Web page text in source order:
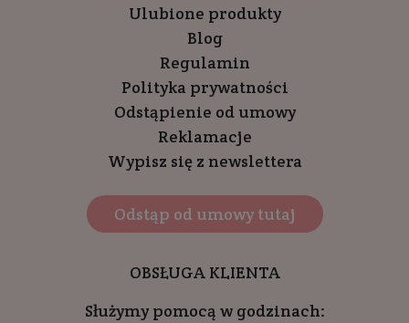
Ulubione produkty
Blog
Regulamin
Polityka prywatności
Odstąpienie od umowy
Reklamacje
Wypisz się z newslettera
Odstąp od umowy tutaj
OBSŁUGA KLIENTA
Służymy pomocą w godzinach: